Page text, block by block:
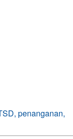
penanganan,